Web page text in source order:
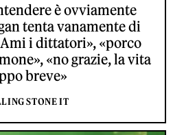
è ovviamente
tenta vanamente di
i dittatori», «porco
«no grazie, la vita
breve»
STONE IT